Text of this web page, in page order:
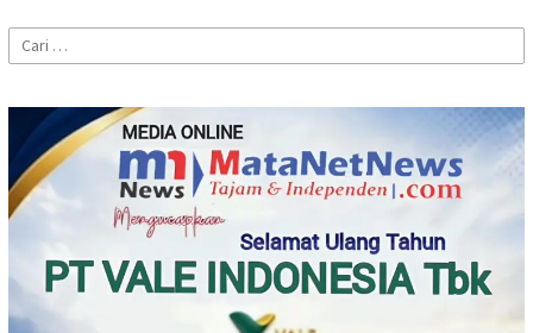
Cari
untuk: